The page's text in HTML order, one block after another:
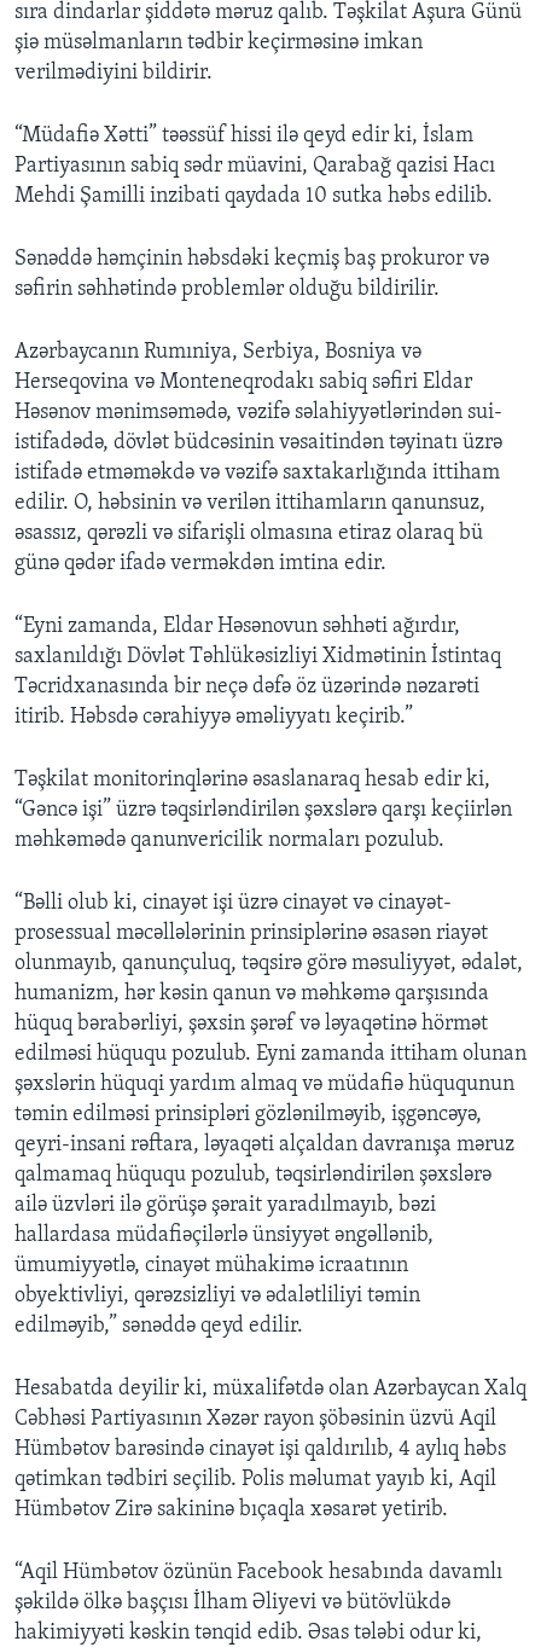
sıra dindarlar şiddətə məruz qalıb. Təşkilat Aşura Günü
şiə müsəlmanların tədbir keçirməsinə imkan
verilmədiyini bildirir.
“Müdafiə Xətti” təəssüf hissi ilə qeyd edir ki, İslam
Partiyasının sabiq sədr müavini, Qarabağ qazisi Hacı
Mehdi Şamilli inzibati qaydada 10 sutka həbs edilib.
Sənəddə həmçinin həbsdəki keçmiş baş prokuror və
səfirin səhhətində problemlər olduğu bildirilir.
Azərbaycanın Rumıniya, Serbiya, Bosniya və
Herseqovina və Monteneqrodakı sabiq səfiri Eldar
Həsənov mənimsəmədə, vəzifə səlahiyyətlərindən sui-
istifadədə, dövlət büdcəsinin vəsaitindən təyinatı üzrə
istifadə etməməkdə və vəzifə saxtakarlığında ittiham
edilir. O, həbsinin və verilən ittihamların qanunsuz,
əsassız, qərəzli və sifarişli olmasına etiraz olaraq bü
günə qədər ifadə verməkdən imtina edir.
“Eyni zamanda, Eldar Həsənovun səhhəti ağırdır,
saxlanıldığı Dövlət Təhlükəsizliyi Xidmətinin İstintaq
Təcridxanasında bir neçə dəfə öz üzərində nəzarəti
itirib. Həbsdə cərahiyyə əməliyyatı keçirib.”
Təşkilat monitorinqlərinə əsaslanaraq hesab edir ki,
“Gəncə işi” üzrə təqsirləndirilən şəxslərə qarşı keçiirlən
məhkəmədə qanunvericilik normaları pozulub.
“Bəlli olub ki, cinayət işi üzrə cinayət və cinayət-
prosessual məcəllələrinin prinsiplərinə əsasən riayət
olunmayıb, qanunçuluq, təqsirə görə məsuliyyət, ədalət,
humanizm, hər kəsin qanun və məhkəmə qarşısında
hüquq bərabərliyi, şəxsin şərəf və ləyaqətinə hörmət
edilməsi hüququ pozulub. Eyni zamanda ittiham olunan
şəxslərin hüquqi yardım almaq və müdafiə hüququnun
təmin edilməsi prinsipləri gözlənilməyib, işgəncəyə,
qeyri-insani rəftara, ləyaqəti alçaldan davranışa məruz
qalmamaq hüququ pozulub, təqsirləndirilən şəxslərə
ailə üzvləri ilə görüşə şərait yaradılmayıb, bəzi
hallardasa müdafiəçilərlə ünsiyyət əngəllənib,
ümumiyyətlə, cinayət mühakimə icraatının
obyektivliyi, qərəzsizliyi və ədalətliliyi təmin
edilməyib,” sənəddə qeyd edilir.
Hesabatda deyilir ki, müxalifətdə olan Azərbaycan Xalq
Cəbhəsi Partiyasının Xəzər rayon şöbəsinin üzvü Aqil
Hümbətov barəsində cinayət işi qaldırılıb, 4 aylıq həbs
qətimkan tədbiri seçilib. Polis məlumat yayıb ki, Aqil
Hümbətov Zirə sakininə bıçaqla xəsarət yetirib.
“Aqil Hümbətov özünün Facebook hesabında davamlı
şəkildə ölkə başçısı İlham Əliyevi və bütövlükdə
hakimiyyəti kəskin tənqid edib. Əsas tələbi odur ki,